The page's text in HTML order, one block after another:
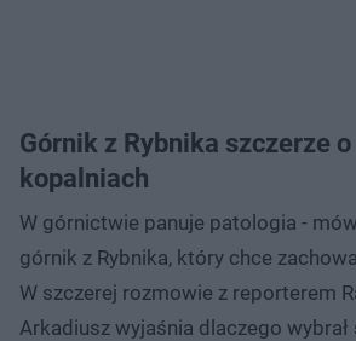
Górnik z Rybnika szczerze
kopalniach
W górnictwie panuje patologia -
górnik z Rybnika, który chce
W szczerej rozmowie z reporterem
Arkadiusz wyjaśnia dlaczego